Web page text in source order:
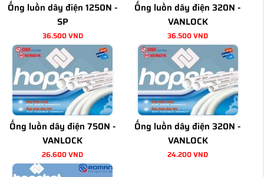
Ống luồn dây điện 1250N -
SP
36.500 VND
Ống luồn dây điện 320N -
VANLOCK
36.500 VND
Ống luồn dây điện 750N -
VANLOCK
26.600 VND
Ống luồn dây điện 320N -
VANLOCK
24.200 VND